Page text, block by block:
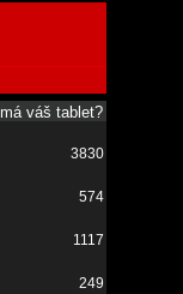
váš tablet?
3830
574
1117
249